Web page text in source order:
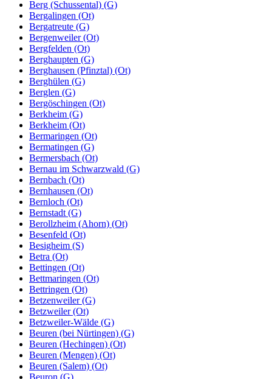
Berg (Schussental) (G)
Bergalingen (Ot)
Bergatreute (G)
Bergenweiler (Ot)
Bergfelden (Ot)
Berghaupten (G)
Berghausen (Pfinztal) (Ot)
Berghülen (G)
Berglen (G)
Bergöschingen (Ot)
Berkheim (G)
Berkheim (Ot)
Bermaringen (Ot)
Bermatingen (G)
Bermersbach (Ot)
Bernau im Schwarzwald (G)
Bernbach (Ot)
Bernhausen (Ot)
Bernloch (Ot)
Bernstadt (G)
Berollzheim (Ahorn) (Ot)
Besenfeld (Ot)
Besigheim (S)
Betra (Ot)
Bettingen (Ot)
Bettmaringen (Ot)
Bettringen (Ot)
Betzenweiler (G)
Betzweiler (Ot)
Betzweiler-Wälde (G)
Beuren (bei Nürtingen) (G)
Beuren (Hechingen) (Ot)
Beuren (Mengen) (Ot)
Beuren (Salem) (Ot)
Beuron (G)